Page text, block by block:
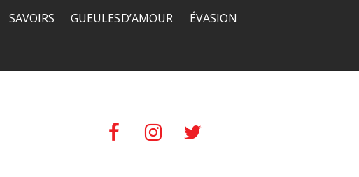
SAVOIRS GUEULES D’AMOUR ÉVASION